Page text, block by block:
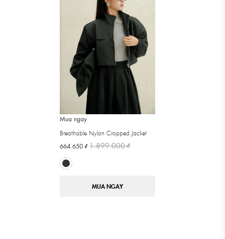
Mua ngay
Breathable Nylon Cropped Jacket
664.650 ₫1.899.000 ₫
MUA NGAY